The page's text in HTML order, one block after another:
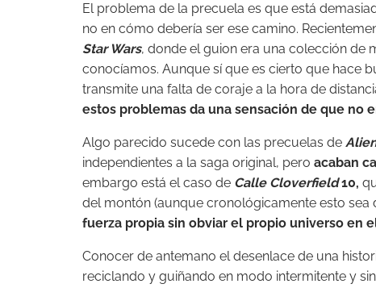
El problema de la precuela es que está
no en cómo debería ser ese camino.
Star Wars, donde el guion era una colección de
conocíamos. Aunque sí que es cierto que hace
transmite una falta de coraje a la hora de
estos problemas da una sensación de que no
Algo parecido sucede con las precuelas de
independientes a la saga original, pero acaban
embargo está el caso de Calle Cloverfield10,
del montón (aunque cronológicamente esto sea
fuerza propia sin obviar el propio universo en
Conocer de antemano el desenlace de una
reciclando y guiñando en modo intermitente y